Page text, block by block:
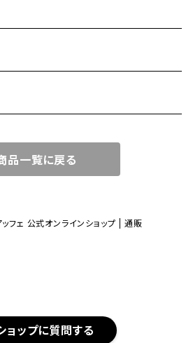
ョップに質問する
品一覧に戻る
フェ 公式オンラインショップ | 通販